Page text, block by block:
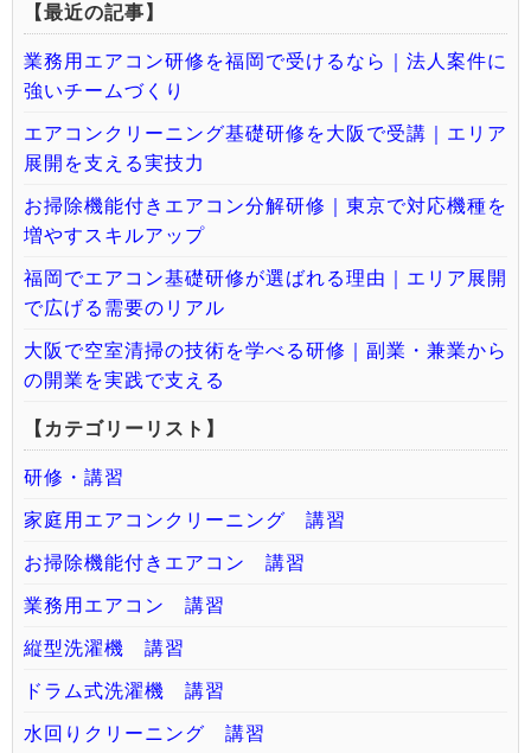
【最近の記事】
業務用エアコン研修を福岡で受けるなら｜法人案件に
強いチームづくり
エアコンクリーニング基礎研修を大阪で受講｜エリア
展開を支える実技力
お掃除機能付きエアコン分解研修｜東京で対応機種を
増やすスキルアップ
福岡でエアコン基礎研修が選ばれる理由｜エリア展開
で広げる需要のリアル
大阪で空室清掃の技術を学べる研修｜副業・兼業から
の開業を実践で支える
【カテゴリーリスト】
研修・講習
家庭用エアコンクリーニング 講習
お掃除機能付きエアコン 講習
業務用エアコン 講習
縦型洗濯機 講習
ドラム式洗濯機 講習
水回りクリーニング 講習